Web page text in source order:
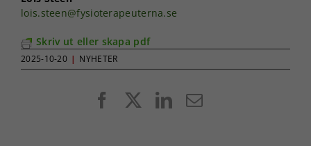
lois.steen@fysioterapeuterna.se
Skriv ut eller skapa pdf
2025-10-20 | NYHETER
FacebookLinkedIn
E-